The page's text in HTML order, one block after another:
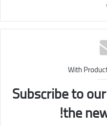
With
Subscribe to
the